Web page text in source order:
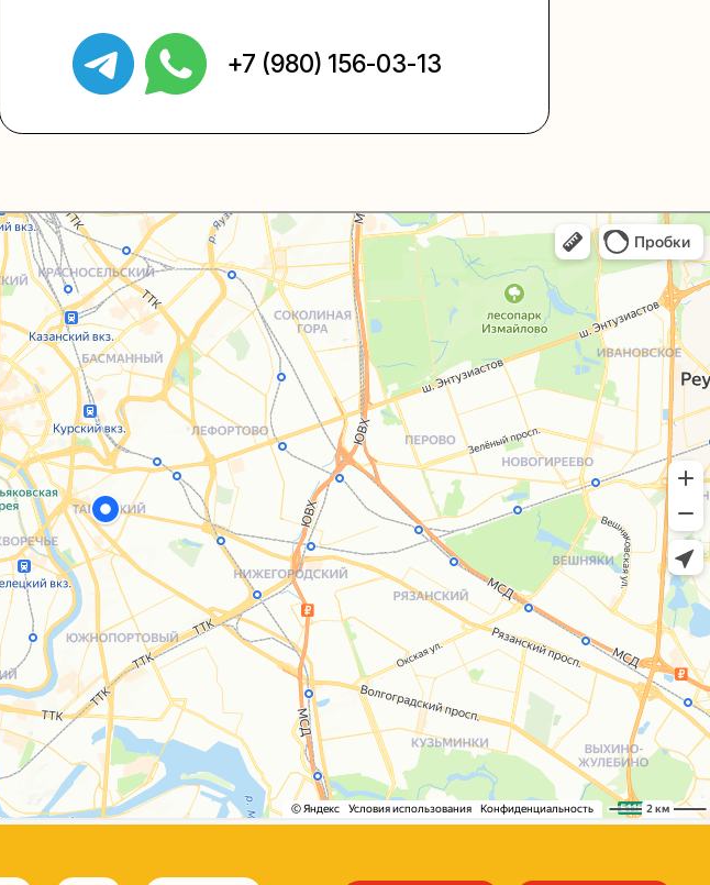
Сайт разработала hevas
help@upakovali.online
Sospeso wrap +7 (495) 005-03-13